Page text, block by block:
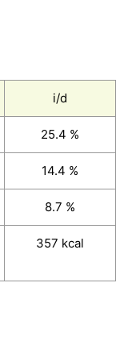
i/d
25.4 %
14.4 %
8.7 %
357 kcal